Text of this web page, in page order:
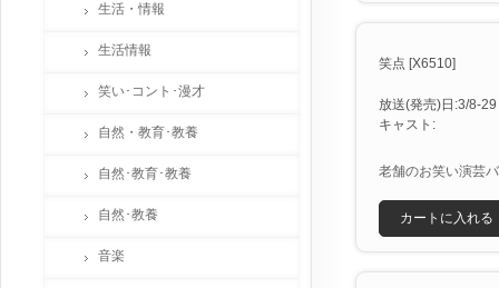
笑点 [X6510]
放送(発売)日:3/8-
キャスト:
老舗のお笑い演芸
カートに入れる
生活・情報
生活情報
笑い･コント･漫才
自然・教育･教養
自然･教育･教養
自然･教養
音楽